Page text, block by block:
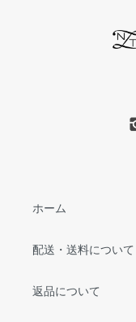
ホーム
配送・送料について
返品について